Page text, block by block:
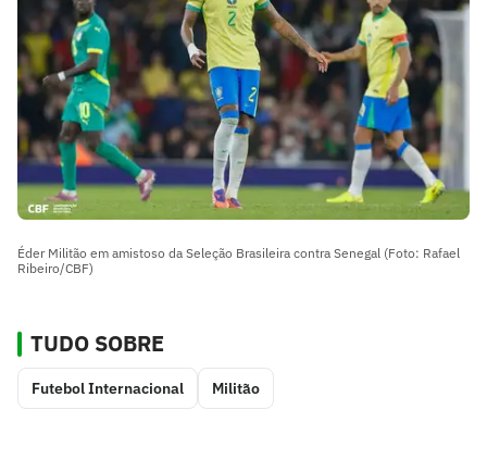
Éder Militão em amistoso da Seleção Brasileira contra Senegal (Foto: Rafael
Ribeiro/CBF)
TUDO SOBRE
Futebol Internacional Militão